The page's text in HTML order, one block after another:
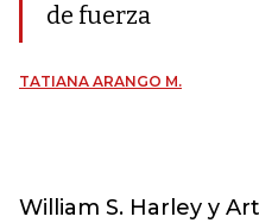
de fuerza
TATIANA ARANGO M.
William S. Harley y